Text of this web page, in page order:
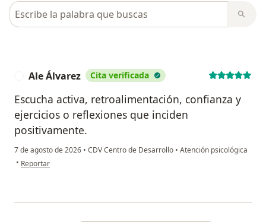
Busca en opiniones
Ale Álvarez Cita verificada
Escucha activa, retroalimentación, confianza y
ejercicios o reflexiones que inciden
positivamente.
7 de agosto de 2026 • CDV Centro de Desarrollo • Atención psicológica
• en opinión del usuario Ale Álvarez
Reportar